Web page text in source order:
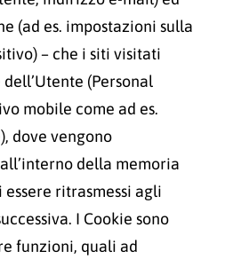
(ad es. impostazioni sulla
– che i siti visitati
(Personal
mobile come ad es.
dove vengono
della memoria
ritrasmessi agli
I Cookie sono
funzioni, quali ad